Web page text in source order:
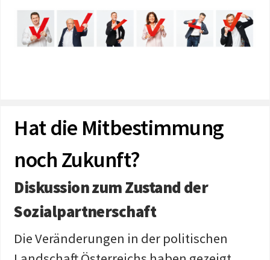
Hat die Mitbestimmung
noch Zukunft?
Diskussion zum Zustand der
Sozialpartnerschaft
Die Veränderungen in der politischen